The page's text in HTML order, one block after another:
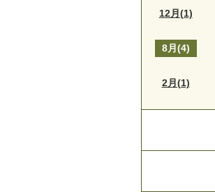
12月(1)
8月(4)
2月(1)